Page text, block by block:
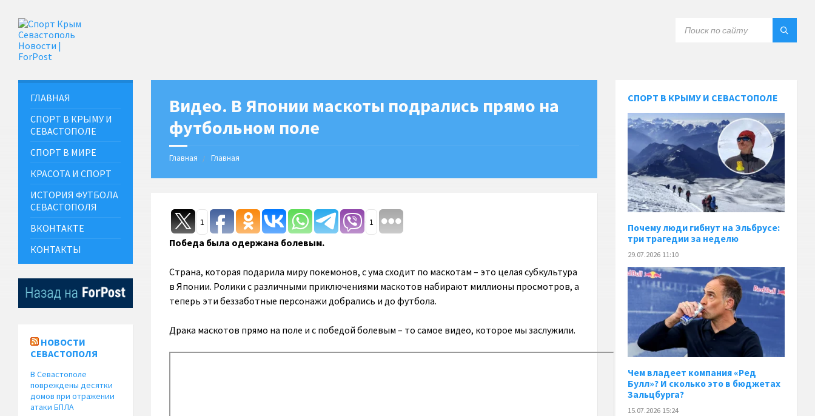
Видео. В Японии маскоты подрались прямо на
футбольном поле
Главная Главная
1 1
Победа была одержана болевым.
Страна, которая подарила миру покемонов, с ума сходит по маскотам – это целая субкультура
в Японии. Ролики с различными приключениями маскотов набирают миллионы просмотров, а
теперь эти беззаботные персонажи добрались и до футбола.
Драка маскотов прямо на поле и с победой болевым – то самое видео, которое мы заслужили.
ГЛАВНАЯ
СПОРТ В КРЫМУ И
СЕВАСТОПОЛЕ
СПОРТ В МИРЕ
КРАСОТА И СПОРТ
ИСТОРИЯ ФУТБОЛА
СЕВАСТОПОЛЯ
ВКОНТАКТЕ
КОНТАКТЫ
НОВОСТИ
СЕВАСТОПОЛЯ
В Севастополе
повреждены десятки
домов при отражении
атаки БПЛА
СПОРТ В КРЫМУ И СЕВАСТОПОЛЕ
Почему люди гибнут на Эльбрусе:
три трагедии за неделю
29.07.2026 11:10
Чем владеет компания «Ред
Булл»? И сколько это в бюджетах
Зальцбурга?
15.07.2026 15:24